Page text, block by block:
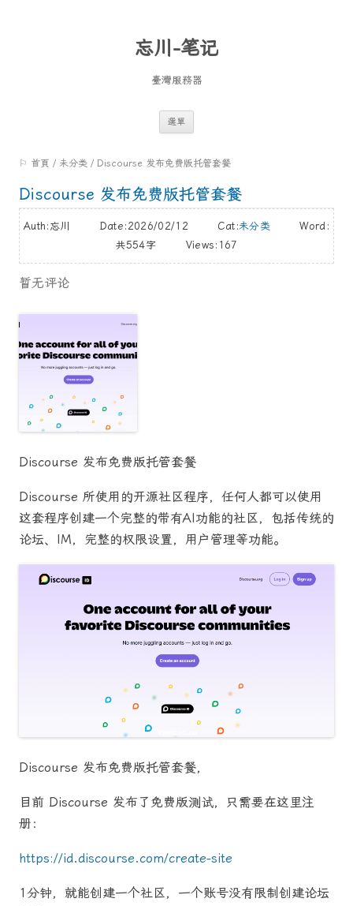
忘川-笔记
臺灣服務器
選單
內
容
⚐ 首頁 / 未分类 / Discourse 发布免费版托管套餐
Discourse 发布免费版托管套餐
Auth:忘川 Date:2026/02/12 Cat:未分类 Word:
共554字 Views:167
暂无评论
Discourse 发布免费版托管套餐
Discourse 所使用的开源社区程序，任何人都可以使用
这套程序创建一个完整的带有AI功能的社区，包括传统的
论坛、IM，完整的权限设置，用户管理等功能。
Discourse 发布免费版托管套餐，
目前 Discourse 发布了免费版测试，只需要在这里注
册：
https://id.discourse.com/create-site
1分钟，就能创建一个社区，一个账号没有限制创建论坛